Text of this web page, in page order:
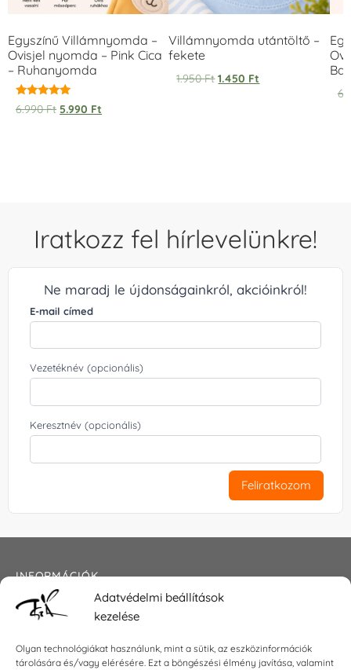
Adatvédelmi beállítások
kezelése
Olyan technológiákat használunk, mint a sütik, az eszközinformációk
tárolására és/vagy elérésére. Ezt a böngészési élmény javítása, valamint
Egyszínű Villámnyomda –
Ovisjel nyomda – Pink Cica
– Ruhanyomda
Értékelés:
5.00
6.990Ft 5.990 Ft
Villámnyomda utántöltő –
fekete
1.950Ft 1.450 Ft
Iratkozz fel hírlevelünkre!
Ne maradj le újdonságainkról, akcióinkról!
E-mail címed
Vezetéknév (opcionális)
Keresztnév (opcionális)
Feliratkozom
INFORMÁCIÓK
Általános szerződési feltételek
Impresszum